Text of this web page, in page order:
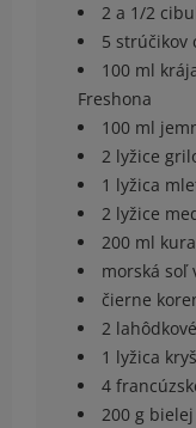
2 a 1/2
5 strúčikov
100 ml
Freshona
100 ml
2 lyžice
1 lyžica
2 lyžice
200 ml
morská soľ
čierne
2
1 lyžica
4
200 g